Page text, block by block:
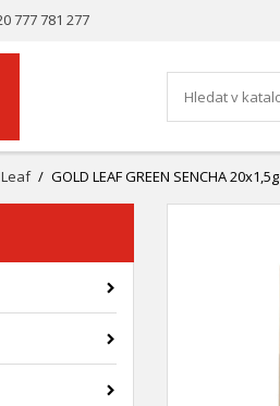
777 781 277
GOLD LEAF GREEN SENCHA 20x1,5g